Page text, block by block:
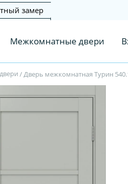
замер
Межкомнатные двери
/Дверь межкомнатная Турин